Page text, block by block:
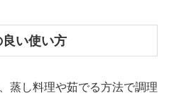
い使い方
蒸し料理や茹でる方法で調理